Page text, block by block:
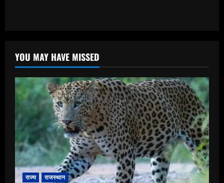
YOU MAY HAVE MISSED
राज्य राजस्थान